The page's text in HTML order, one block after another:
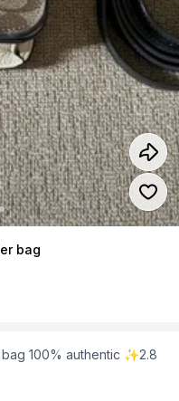
bag
100% authentic ✨2.8